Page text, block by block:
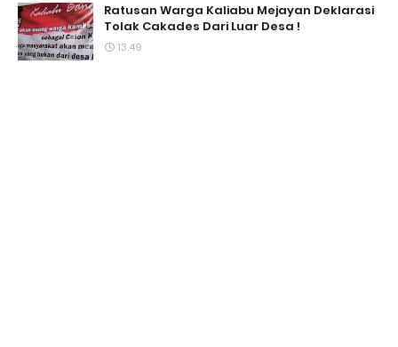
Ratusan Warga Kaliabu Mejayan Deklarasi
Tolak Cakades Dari Luar Desa !
13.49